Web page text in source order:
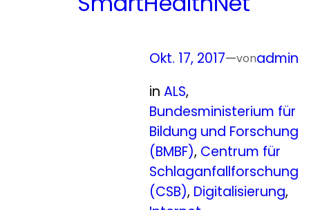
Okt. 17, 2017—vonadmin
in ALS
Bundesministerium für
Bildung und Forschung
(BMBF), Centrum für
Schlaganfallforschung
(CSB), Digitalisierung